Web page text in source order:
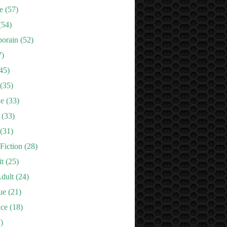
(57)
(52)
(33)
(33)
(28)
(25)
(24)
(21)
(18)